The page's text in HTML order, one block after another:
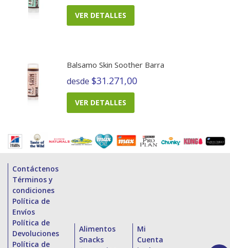
VER DETALLES
Balsamo Skin Soother Barra
desde $31.271,00
VER DETALLES
Contáctenos
Términos y
condiciones
Política de
Envíos
Política de
Devoluciones
Política de
Alimentos
Snacks
Mi
Cuenta